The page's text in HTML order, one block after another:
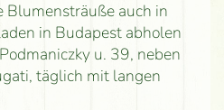
Blumensträuße auch in
in Budapest abholen
u. 39, neben
täglich mit langen